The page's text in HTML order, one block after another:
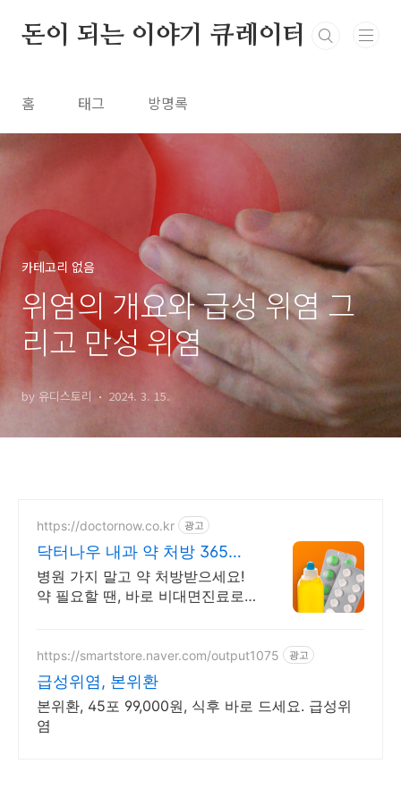
돈이 되는 이야기 큐레이터
홈 태그 방명록
카테고리 없음
위염의 개요와 급성 위염 그
리고 만성 위염
by 유디스토리 2024. 3. 15.
https://doctornow.co.kr 광고
닥터나우 내과 약 처방 365일
24시간 진료가능
병원 가지 말고 약 처방받으세요!
약 필요할 땐, 바로 비대면진료로
https://smartstore.naver.com/output1075 광고
급성위염, 본위환
본위환, 45포 99,000원, 식후 바로 드세요. 급성위
염